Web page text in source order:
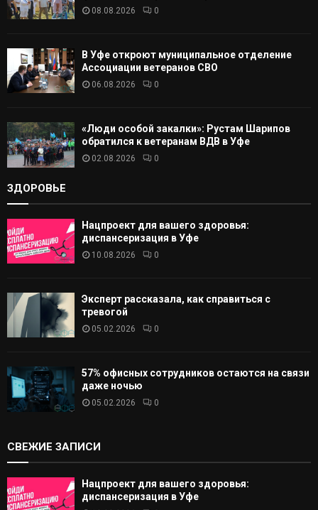
08.08.2026 0
В Уфе откроют муниципальное отделение
Ассоциации ветеранов СВО
06.08.2026 0
«Люди особой закалки»: Рустам Шарипов
обратился к ветеранам ВДВ в Уфе
02.08.2026 0
ЗДОРОВЬЕ
Нацпроект для вашего здоровья:
диспансеризация в Уфе
10.08.2026 0
Эксперт рассказала, как справиться с
тревогой
05.02.2026 0
57% офисных сотрудников остаются на связи
даже ночью
05.02.2026 0
СВЕЖИЕ ЗАПИСИ
Нацпроект для вашего здоровья:
диспансеризация в Уфе